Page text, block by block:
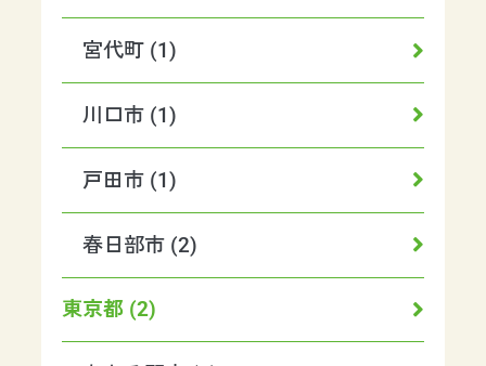
宮代町 (1)
川口市 (1)
戸田市 (1)
春日部市 (2)
東京都 (2)